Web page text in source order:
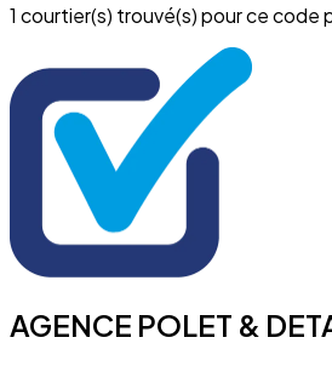
1 courtier(s) trouvé(s) pour ce code
AGENCE POLET &